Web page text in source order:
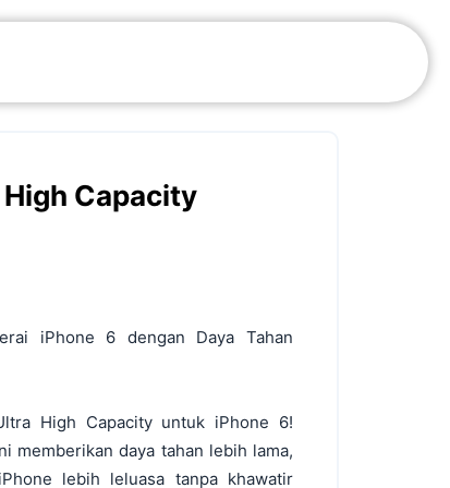
Capacity
iPhone 6 dengan Daya Tahan
High Capacity untuk iPhone 6!
memberikan daya tahan lebih lama,
lebih leluasa tanpa khawatir